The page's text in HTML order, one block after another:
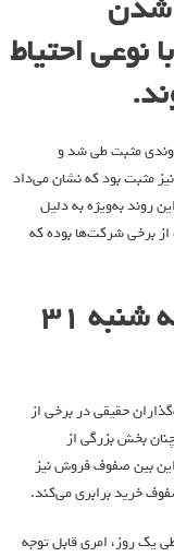
نوعی احتیاط
مثبت طی شد و
مثبت بود که نشان می‌داد
روند به‌ویژه به دلیل
برخی شرکت‌ها بوده که
پیش بینی بورس امروز سه شنبه 31
حقیقی در برخی از
بخش بزرگی از
بین صفوف فروش نیز
خرید برابری می‌کند.
یک روز، امری قابل توجه